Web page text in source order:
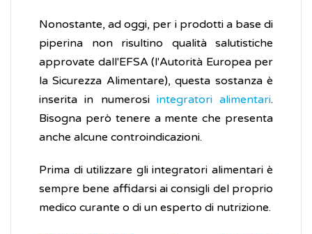
Nonostante, ad oggi, per i prodotti a base di
piperina non risultino qualità salutistiche
approvate dall'EFSA (l'Autorità Europea per
la Sicurezza Alimentare), questa sostanza è
inserita in numerosi integratori alimentari.
Bisogna però tenere a mente che presenta
anche alcune controindicazioni.
Prima di utilizzare gli integratori alimentari è
sempre bene affidarsi ai consigli del proprio
medico curante o di un esperto di nutrizione.